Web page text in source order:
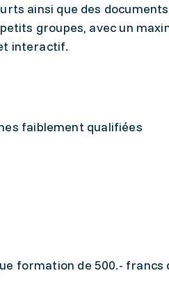
ainsi que des
groupes, avec un
interactif.
faiblement qualifiées
formation de 500.- francs